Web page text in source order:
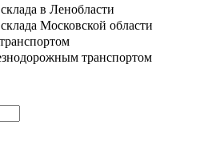
в Ленобласти
Московской области
транспортом